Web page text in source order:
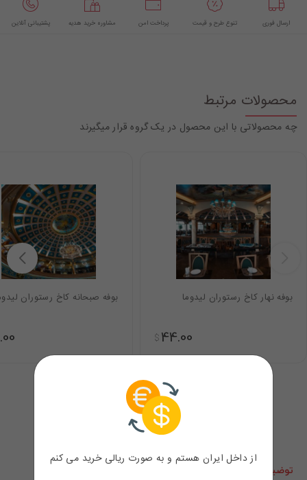
ارسال فوری تنوع طرح و قیمت پرداخت امن مشاوره خرید هدیه پشتیبانی آنلاین
محصولات مرتبط
چه محصولاتی با این محصول در یک گروه قرار میگیرند
بوفه نهار کاخ رستوران لیدوما
$ 44.00
بوفه صبحانه کاخ رستوران
توضیحات
از داخل ایران هستم و به صورت ریالی خرید می کنم